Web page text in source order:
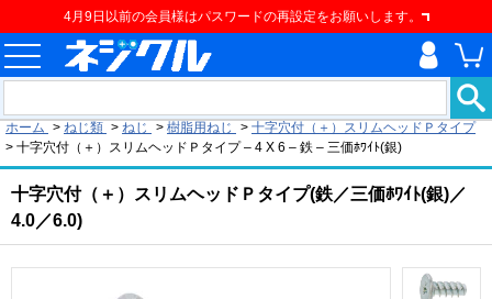
4月9日以前の会員様はパスワードの再設定をお願いします。
ホーム > ねじ類 > ねじ > 樹脂用ねじ > 十字穴付（＋）スリムヘッドＰタイプ
> 十字穴付（＋）スリムヘッドＰタイプ – 4 X 6 – 鉄 – 三価ﾎﾜｲﾄ(銀)
十字穴付（＋）スリムヘッドＰタイプ(鉄／三価ﾎﾜｲﾄ(銀)／
4.0／6.0)